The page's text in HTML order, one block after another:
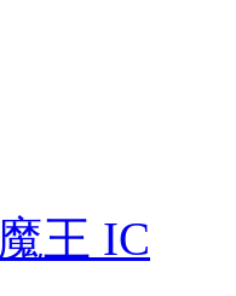
王 IC